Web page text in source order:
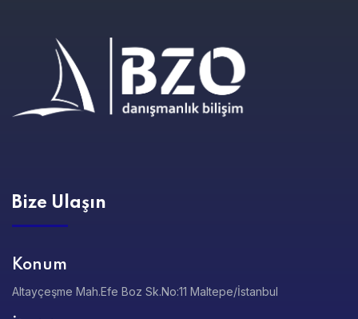
Bize Ulaşın
Konum
Altayçeşme Mah.Efe Boz Sk.No:11 Maltepe/İstanbul